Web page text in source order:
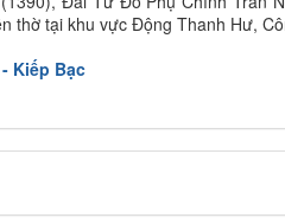
thờ tại khu vực Động Thanh Hư,
Kiếp Bạc